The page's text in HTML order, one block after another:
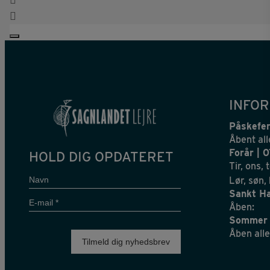
HOLD DIG OPDATERET
Navn
E-
mail
Åbent
Forår |
Tir, ons,
Lør, søn,
Sankt
Åben:
Åben